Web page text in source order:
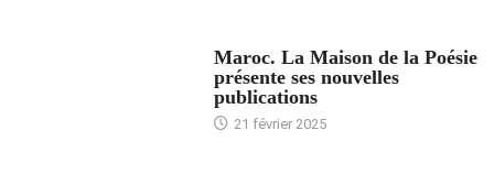
Maroc. La Maison de la Poésie
présente ses nouvelles
publications
21 février 2025